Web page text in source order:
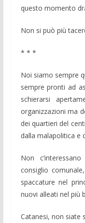
questo momento
Non si può più
* * *
Noi siamo sempre
sempre pronti ad
schierarsi
organizzazioni ma
dei quartieri del
dalla malapolitica e
Non
consiglio
spaccature nel
nuovi alleati nel più
Catanesi, non siate